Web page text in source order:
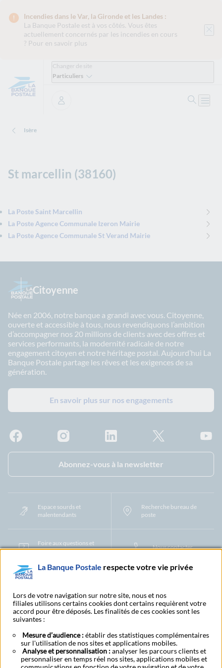
Incendies dans le Var, la Gironde et les Landes :
La Banque Postale est à vos côtés. Vous êtes
actuellement concernés par les incendies en cours
? Pour en savoir plus
Changer de site
Particuliers
Se connecter
Isère
St marcellin (38160)
La Poste Saint Marcellin
La Poste Agence Communale Izeron Mairie
La Poste Agence Communale St Verand Mairie
Citoyenne
Née en 2006, notre banque a grandi avec vous. Citoyenne,
ouverte et accessible à tous, nous revendiquons l’ambition
d’accompagner nos 20 millions de clients avec des offres et
services performants, la modernité radicale de notre
engagement citoyen et notre héritage postal. Aujourd’hui La
Banque Postale partage les rêves et les exigences de sa
génération.
En savoir plus sur nos engagements
Abonnez-vous à la newsletter
Espace sourds et
malentendants
Recherche bureau de
poste
Foire aux questions et
centre d'aide
Nous contacter
Protection des Données à Caractère PersonnelFiliales et partenaires
CookiesGestion des cookiesActualiser vos informations
Contestation et réclamation Coordonnées Centres Financiers
Alertes fraudes et points de vigilance Actualités réglementaires CGU
Aide navigateur et systèmes d'exploitation
Vider le cache de votre navigateurLexique Aide et accessibilité
Accessibilité – Partiellement conforme Espace candidature
La Banque Postale respecte votre vie privée
Lors de votre navigation sur notre site, nous et nos
filiales utilisons certains cookies dont certains requièrent votre
accord pour être déposés. Les finalités de ces cookies sont les
suivantes :
Mesure d’audience :établir des statistiques complémentaires
sur l'utilisation de nos sites et applications mobiles.
Analyse et personnalisation :analyser les parcours clients et
personnaliser en temps réel nos sites, applications mobiles et